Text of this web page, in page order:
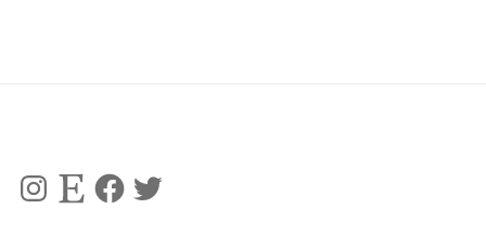
Instagram
Etsy FacebookTwitter